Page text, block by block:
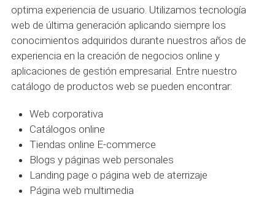
optima experiencia de usuario. Utilizamos tecnología
web de última generación aplicando siempre los
conocimientos adquiridos durante nuestros años de
experiencia en la creación de negocios online y
aplicaciones de gestión empresarial. Entre nuestro
catálogo de productos web se pueden encontrar:
Web corporativa
Catálogos online
Tiendas online E-commerce
Blogs y páginas web personales
Landing page o página web de aterrizaje
Página web multimedia